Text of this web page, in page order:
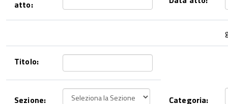
atto:
Titolo:
Sezione: Categoria: